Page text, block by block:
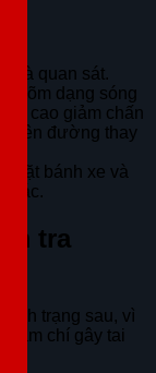
và quan sát.
lõm dạng sóng
cao giảm chấn
trên đường thay
đặt bánh xe và
xác.
tra
tình trạng sau, vì
chí gây tai